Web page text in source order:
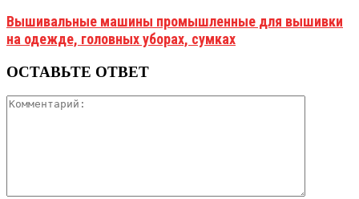
Вышивальные машины промышленные для вышивки
на одежде, головных уборах, сумках
ОСТАВЬТЕ ОТВЕТ